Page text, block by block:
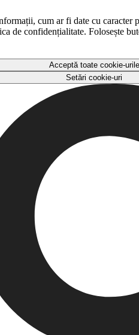
cum ar fi date cu
de confidențialitate. Folosește
Acceptă toate cookie-urile
Setări cookie-uri